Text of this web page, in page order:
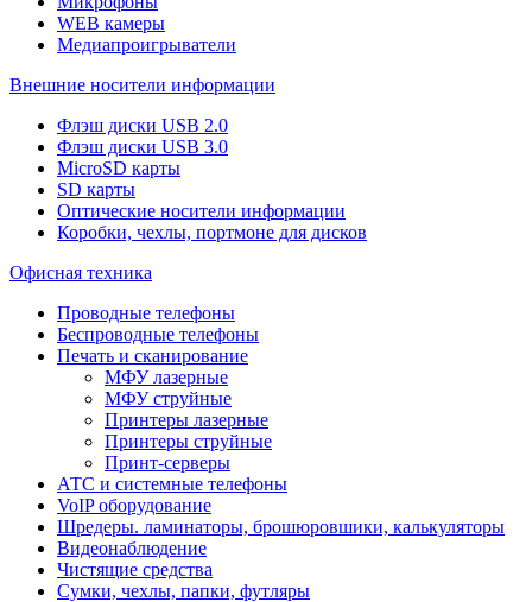
WEB камеры
Медиапроигрыватели
Внешние носители информации
Флэш диски USB 2.0
Флэш диски USB 3.0
MicroSD карты
SD карты
Оптические носители информации
Коробки, чехлы, портмоне для дисков
Офисная техника
Проводные телефоны
Беспроводные телефоны
Печать и сканирование
МФУ лазерные
МФУ струйные
Принтеры лазерные
Принтеры струйные
Принт-серверы
АТС и системные телефоны
VoIP оборудование
Шредеры. ламинаторы, брошюровшики, калькуляторы
Видеонаблюдение
Чистящие средства
Сумки, чехлы, папки, футляры